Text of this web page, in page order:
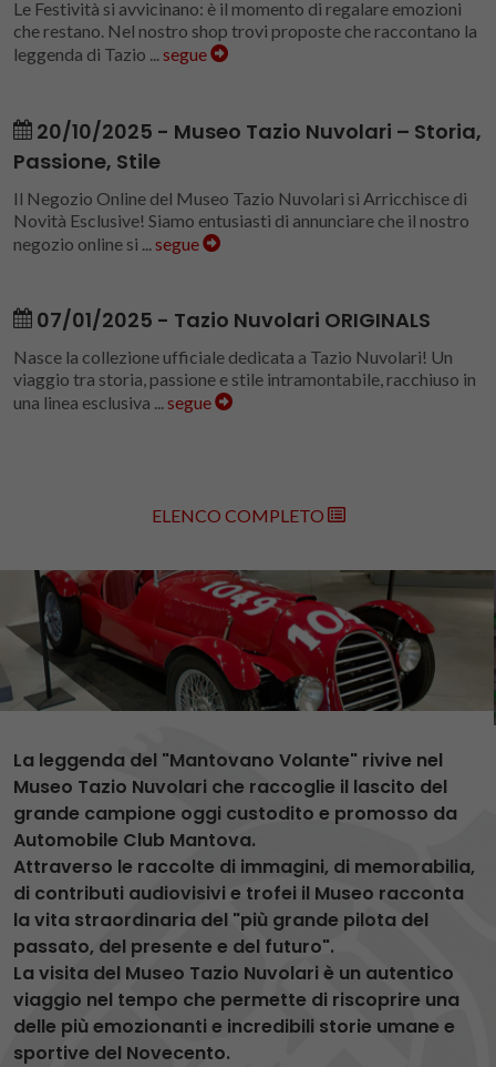
Le Festività si avvicinano: è il momento di regalare emozioni
che restano. Nel nostro shop trovi proposte che raccontano la
leggenda di Tazio ...segue
20/10/2025 - Museo Tazio Nuvolari – Storia,
Passione, Stile
Il Negozio Online del Museo Tazio Nuvolari si Arricchisce di
Novità Esclusive! Siamo entusiasti di annunciare che il nostro
negozio online si ... segue
07/01/2025 - Tazio Nuvolari ORIGINALS
Nasce la collezione ufficiale dedicata a Tazio Nuvolari! Un
viaggio tra storia, passione e stile intramontabile, racchiuso in
una linea esclusiva ... segue
ELENCO COMPLETO
La leggenda del "Mantovano Volante" rivive nel
Museo Tazio Nuvolari che raccoglie il lascito del
grande campione oggi custodito e promosso da
Automobile Club Mantova.
Attraverso le raccolte di immagini, di memorabilia,
di contributi audiovisivi e trofei il Museo racconta
la vita straordinaria del "più grande pilota del
passato, del presente e del futuro".
La visita del Museo Tazio Nuvolari è un autentico
viaggio nel tempo che permette di riscoprire una
delle più emozionanti e incredibili storie umane e
sportive del Novecento.